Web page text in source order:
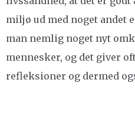
miljø ud med noget andet
man nemlig noget nyt
mennesker, og det giver
refleksioner og dermed